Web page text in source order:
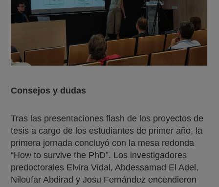
Consejos y dudas
Tras las presentaciones flash de los proyectos de
tesis a cargo de los estudiantes de primer año, la
primera jornada concluyó con la mesa redonda
“How to survive the PhD”. Los investigadores
predoctorales Elvira Vidal, Abdessamad El Adel,
Niloufar Abdirad y Josu Fernández encendieron